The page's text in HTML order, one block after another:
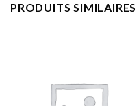
PRODUITS SIMILAIRES